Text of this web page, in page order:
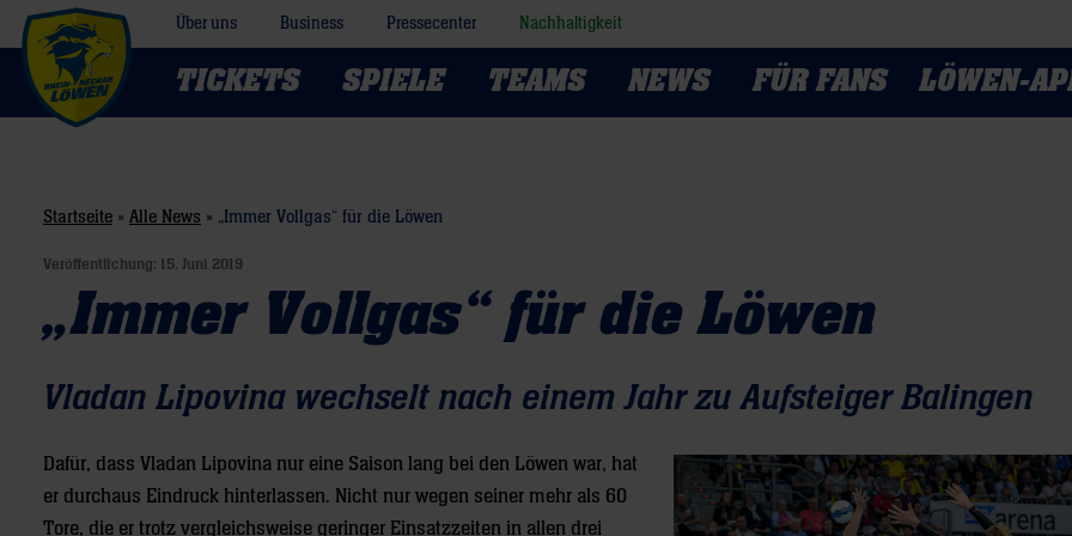
Über uns Business Pressecenter Nachhaltigkeit
TICKETS SPIELE TEAMS NEWS FÜR FANS LÖWEN-
Startseite » Alle News » „Immer Vollgas“ für die Löwen
Veröffentlichung: 15. Juni 2019
„Immer Vollgas“ für die Löwen
Vladan Lipovina wechselt nach einem Jahr zu Aufsteiger Balingen
Dafür, dass Vladan Lipovina nur eine Saison lang bei den Löwen war, hat
er durchaus Eindruck hinterlassen. Nicht nur wegen seiner mehr als 60
Tore, die er trotz vergleichsweise geringer Einsatzzeiten in allen drei